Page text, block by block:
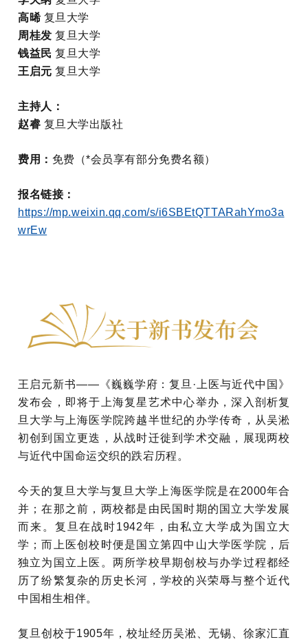
高晞复旦大学
周桂发 复旦大学
钱益民 复旦大学
王启元 复旦大学
主持人：
赵睿 复旦大学出版社
费用： 免费（*会员享有部分免费名额）
报名链接：
https://mp.weixin.qq.com/s/i6SBEtQTTARahYmo3a
wrEw
王启元新书——《巍巍学府：复旦·上医与近代中国》
发布会，即将于上海复星艺术中心举办，深入剖析复
旦大学与上海医学院跨越半世纪的办学传奇，从吴淞
初创到国立更迭，从战时迁徙到学术交融，展现两校
与近代中国命运交织的跌宕历程。
今天的复旦大学与复旦大学上海医学院是在2000年合
并；在那之前，两校都是由民国时期的国立大学发展
而来。复旦在战时1942年，由私立大学成为国立大
学；而上医创校时便是国立第四中山大学医学院，后
独立为国立上医。两所学校早期创校与办学过程都经
历了纷繁复杂的历史长河，学校的兴荣辱与整个近代
中国相生相伴。
复旦创校于1905年，校址经历吴淞、无锡、徐家汇直